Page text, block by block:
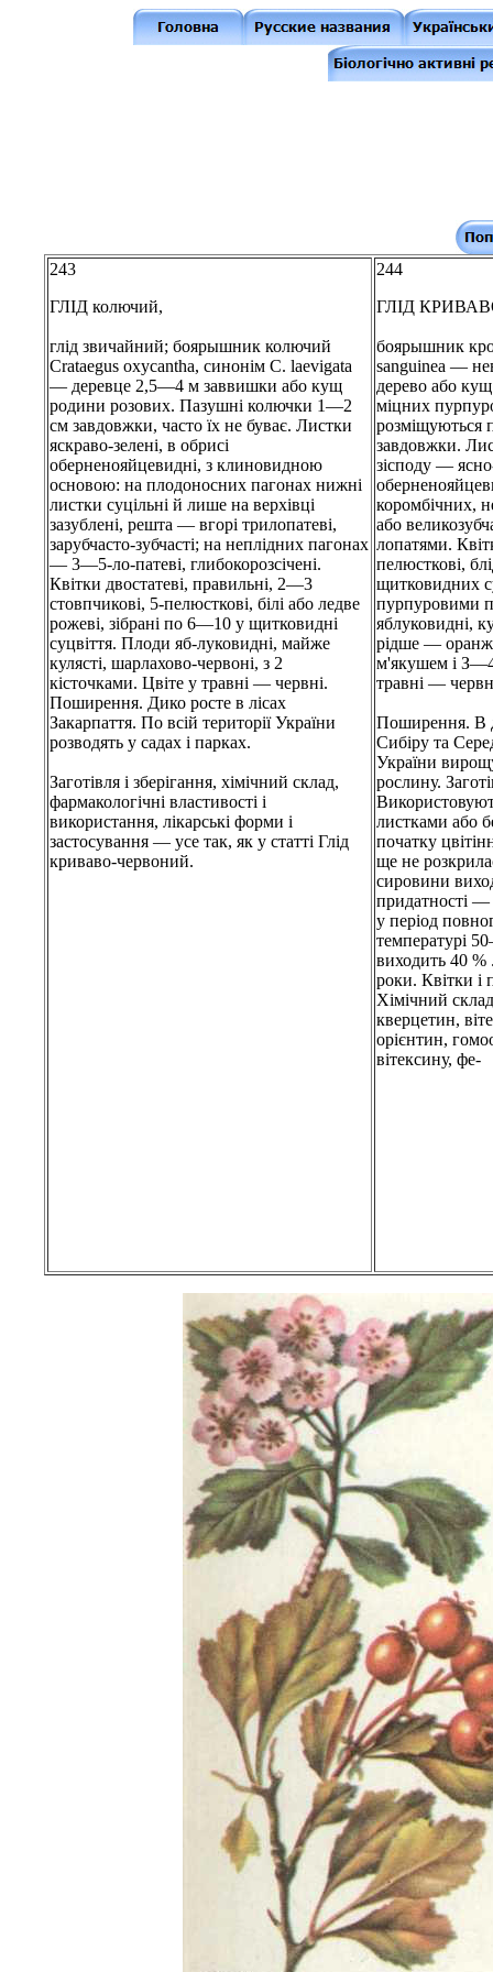
243
ГЛІД колючий,
глід звичайний; боярышник колючий
Crataegus oxycantha, синонім С. laevigata
— деревце 2,5—4 м заввишки або кущ
родини розових. Пазушні колючки 1—2
см завдовжки, часто їх не буває. Листки
яскраво-зелені, в обрисі
оберненояйцевидні, з клиновидною
основою: на плодоносних пагонах нижні
листки суцільні й лише на верхівці
зазублені, решта — вгорі трилопатеві,
зарубчасто-зубчасті; на неплідних пагонах
— 3—5-ло-патеві, глибокорозсічені.
Квітки двостатеві, правильні, 2—3
стовпчикові, 5-пелюсткові, білі або ледве
рожеві, зібрані по 6—10 у щитковидні
суцвіття. Плоди яб-луковидні, майже
кулясті, шарлахово-червоні, з 2
кісточками. Цвіте у травні — червні.
Поширення. Дико росте в лісах
Закарпаття. По всій території України
розводять у садах і парках.
Заготівля і зберігання, хімічний склад,
фармакологічні властивості і
використання, лікарські форми і
застосування — усе так, як у статті Глід
криваво-червоний.
244
ГЛІД
боярышник
sanguinea —
дерево або
міцних
розміщуються
завдовжки.
зісподу —
коромбічних,
або
лопатями.
пелюсткові,
щитковидних
пурпуровими
яблуковидні,
рідше —
м'якушем і З—4
травні —
Поширення. В
Сибіру та
України
рослину.
листками або
початку
ще не
сировини
придатності
у період
температурі
виходить 40
роки. Квітки і
Хімічний
кверцетин,
орієнтин,
вітексину, фе-